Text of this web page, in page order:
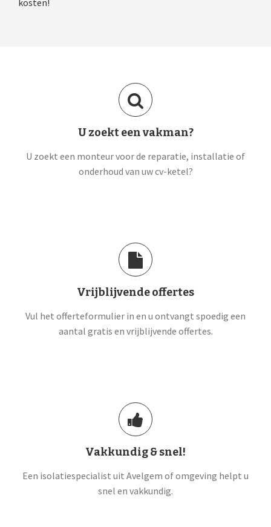
U zoekt een vakman?
U zoekt een monteur voor de reparatie, installatie of
onderhoud van uw cv-ketel?
Vrijblijvende offertes
Vul het offerteformulier in en u ontvangt spoedig een
aantal gratis en vrijblijvende offertes.
Vakkundig & snel!
Een isolatiespecialist uit Avelgem of omgeving helpt u
snel en vakkundig.